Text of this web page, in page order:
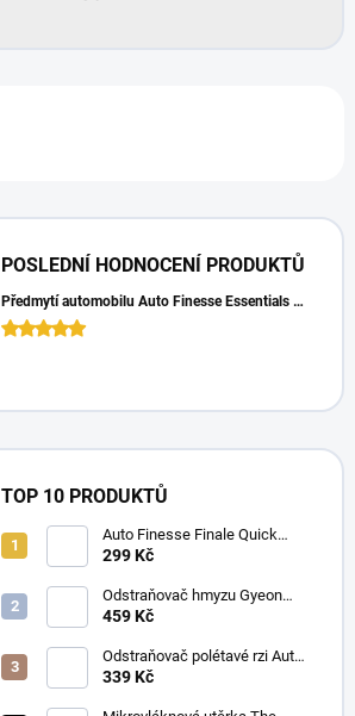
POSLEDNÍ HODNOCENÍ PRODUKTŮ
Předmytí automobilu Auto Finesse Essentials Pre-Wash (500 ml)
TOP 10 PRODUKTŮ
Auto Finesse Finale Quick
Detailer (500 ml)
299 Kč
Odstraňovač hmyzu Gyeon
Q2M Bug&Grime (1 L)
459 Kč
Odstraňovač polétavé rzi Auto
Finesse Iron Out
339 Kč